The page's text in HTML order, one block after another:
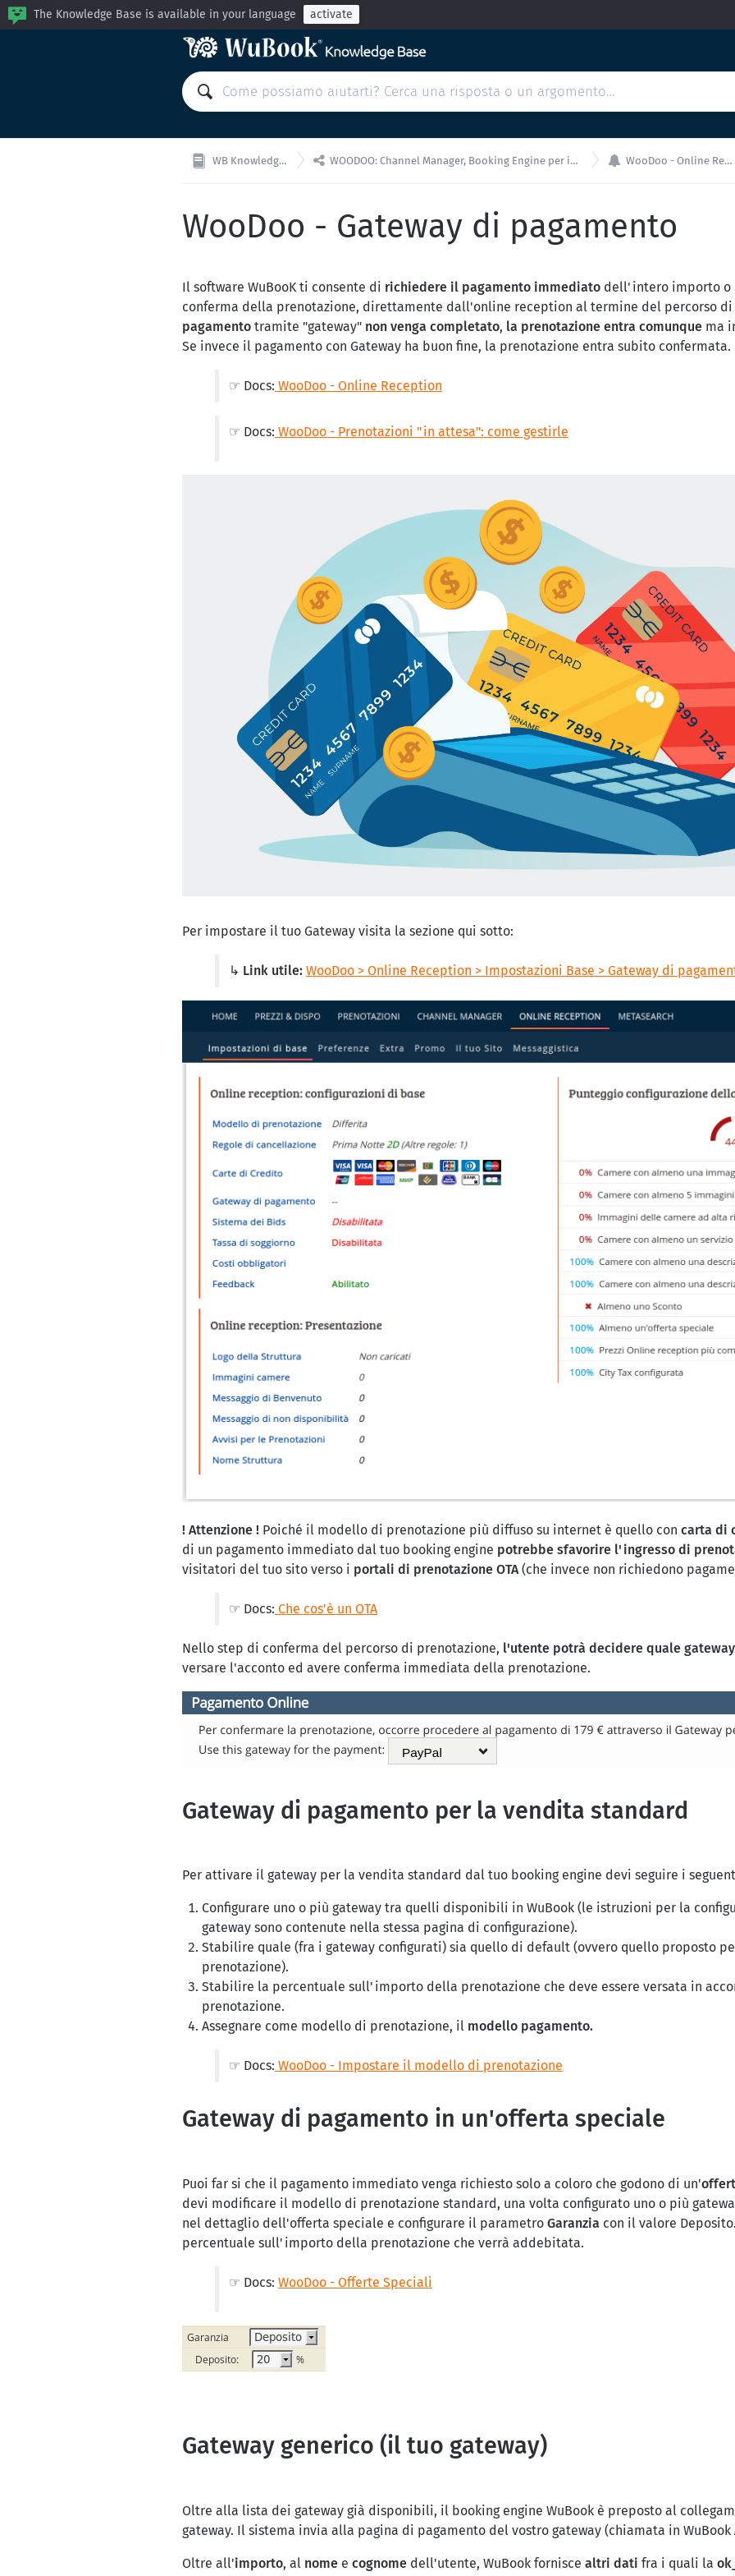
The Knowledge Base is available in your language activate
WB Knowledge Base  WOODOO: Channel Manager, Booking Engine per integrazioni API  WooDoo - Online Reception
WooDoo - Gateway di pagamento
Il software WuBooK ti consente di richiedere il pagamento immediato dell'intero importo o
conferma della prenotazione, direttamente dall'online reception al termine del percorso di
pagamento tramite "gateway" non venga completato, la prenotazione entra comunque ma
Se invece il pagamento con Gateway ha buon fine, la prenotazione entra subito confermata.
☞ Docs: WooDoo - Online Reception
☞ Docs: WooDoo - Prenotazioni "in attesa": come gestirle
Per impostare il tuo Gateway visita la sezione qui sotto:
↳ Link utile: WooDoo > Online Reception > Impostazioni Base > Gateway di
! Attenzione ! Poiché il modello di prenotazione più diffuso su internet è quello con carta di
di un pagamento immediato dal tuo booking engine potrebbe sfavorire l'ingresso di
visitatori del tuo sito verso i portali di prenotazione OTA(che invece non richiedono
☞ Docs: Che cos'è un OTA
Nello step di conferma del percorso di prenotazione, l'utente potrà decidere quale
versare l'acconto ed avere conferma immediata della prenotazione.
Gateway di pagamento per la vendita standard
Per attivare il gateway per la vendita standard dal tuo booking engine devi seguire i
Configurare uno o più gateway tra quelli disponibili in WuBook (le istruzioni per la
gateway sono contenute nella stessa pagina di configurazione).
Stabilire quale (fra i gateway configurati) sia quello di default (ovvero quello proposto
prenotazione).
Stabilire la percentuale sull'importo della prenotazione che deve essere versata in
prenotazione.
Assegnare come modello di prenotazione, il modello pagamento.
☞ Docs: WooDoo - Impostare il modello di prenotazione
Gateway di pagamento in un'offerta speciale
Puoi far si che il pagamento immediato venga richiesto solo a coloro che godono di un'
devi modificare il modello di prenotazione standard, una volta configurato uno o più
nel dettaglio dell'offerta speciale e configurare il parametro Garanzia con il valore
percentuale sull'importo della prenotazione che verrà addebitata.
☞ Docs: WooDoo - Offerte Speciali
Gateway generico (il tuo gateway)
Oltre alla lista dei gateway già disponibili, il booking engine WuBook è preposto al
gateway. Il sistema invia alla pagina di pagamento del vostro gateway (chiamata in WuBook
Oltre all'importo, al nome e cognome dell'utente, WuBook fornisce altri dati fra i quali la